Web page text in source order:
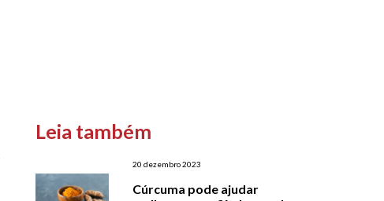
Leia também
20 dezembro 2023
Cúrcuma pode ajudar